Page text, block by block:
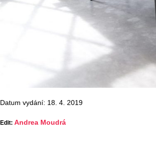
Datum vydání: 18. 4. 2019
Edit: Andrea Moudrá